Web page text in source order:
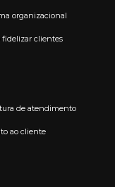
organizacional
fidelizar clientes
de atendimento
ao cliente